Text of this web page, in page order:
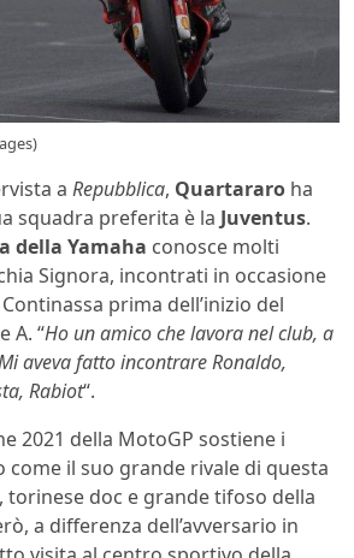
a Repubblica, Quartararo ha
squadra preferita è la Juventus.
della Yamaha conosce molti
Signora, incontrati in occasione
prima dell’inizio del
A. “Ho un amico che lavora nel club, a
aveva fatto incontrare Ronaldo,
Rabiot“.
2021 della MotoGP sostiene i
il suo grande rivale di questa
, torinese doc e grande tifoso della
a differenza dell’avversario in